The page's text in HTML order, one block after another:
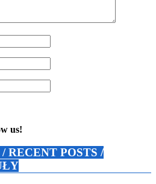
us!
POSTS /